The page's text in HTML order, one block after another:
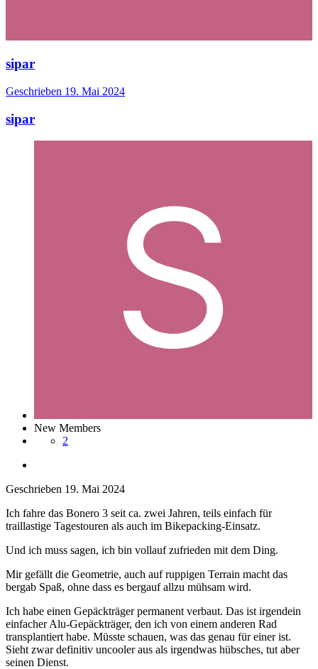
sipar
Geschrieben 19. Mai 2024
sipar
New Members
2
Geschrieben 19. Mai 2024
Ich fahre das Bonero 3 seit ca. zwei Jahren, teils einfach für
traillastige Tagestouren als auch im Bikepacking-Einsatz.
Und ich muss sagen, ich bin vollauf zufrieden mit dem Ding.
Mir gefällt die Geometrie, auch auf ruppigen Terrain macht das
bergab Spaß, ohne dass es bergauf allzu mühsam wird.
Ich habe einen Gepäckträger permanent verbaut. Das ist irgendein
einfacher Alu-Gepäckträger, den ich von einem anderen Rad
transplantiert habe. Müsste schauen, was das genau für einer ist.
Sieht zwar definitiv uncooler aus als irgendwas hübsches, tut aber
seinen Dienst.